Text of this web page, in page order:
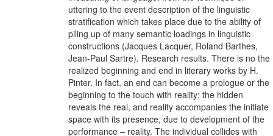
uttering to the event description of the linguistic
stratification which takes place due to the ability of
piling up of many semantic loadings in linguistic
constructions (Jacques Laсquer, Roland Barthes,
Jean-Paul Sartre). Research results. There is no the
realized beginning and end in literary works by H.
Pinter. In fact, an end can become a prologue or the
beginning to the touch with reality; the hidden
reveals the real, and reality accompanies the initiate
space with its presence, due to development of the
performance – reality. The individual collides with